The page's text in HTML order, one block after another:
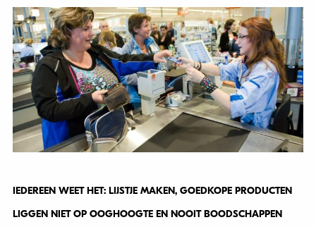
IEDEREEN WEET HET: LIJSTJE MAKEN, GOEDKOPE PRODUCTEN
LIGGEN NIET OP OOGHOOGTE EN NOOIT BOODSCHAPPEN